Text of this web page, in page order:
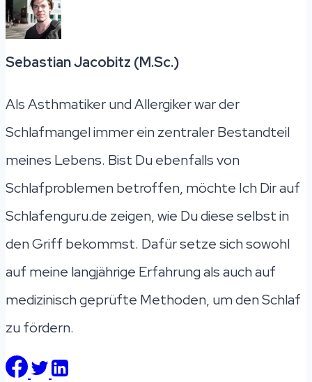
Sebastian Jacobitz (M.Sc.)
Als Asthmatiker und Allergiker war der
Schlafmangel immer ein zentraler Bestandteil
meines Lebens. Bist Du ebenfalls von
Schlafproblemen betroffen, möchte Ich Dir auf
Schlafenguru.de zeigen, wie Du diese selbst in
den Griff bekommst. Dafür setze sich sowohl
auf meine langjährige Erfahrung als auch auf
medizinisch geprüfte Methoden, um den Schlaf
zu fördern.